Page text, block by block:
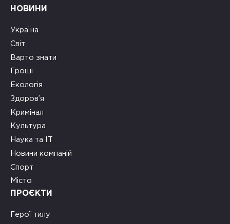
НОВИНИ
Україна
Світ
Варто знати
Гроші
Екологія
Здоров’я
Кримінал
Культура
Наука та ІТ
Новини компаній
Спорт
Місто
ПРОЄКТИ
Герої тилу